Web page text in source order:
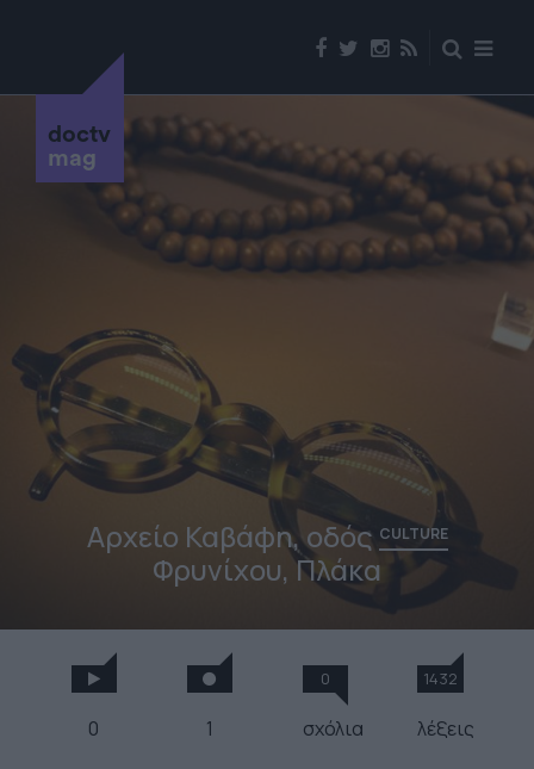
doctv
mag
Αρχείο Καβάφη, οδός CULTURE
Φρυνίχου, Πλάκα
0 1
0
σχόλια
1432
λέξεις